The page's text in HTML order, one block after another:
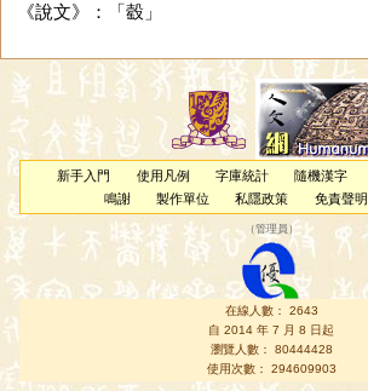
《說文》：「 䍍」
新手入門 使用凡例 字庫統計 隨機漢字
鳴謝
製作單位 私隱政策 免責聲明
（管理員 ）
在線人數： 2643
自 2014 年 7 月 8 日起
瀏覽人數： 80444428
使用次數： 294609903